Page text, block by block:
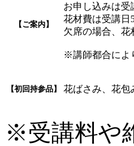
【ご案内】
お申し込みは受
花材費は受講日
欠席の場合、花
※講師都合によ
【初回持参品】 花ばさみ、花包
※受講料や